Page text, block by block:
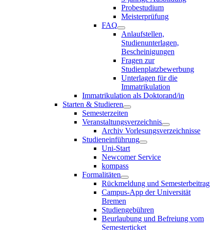
Probestudium
Meisterprüfung
FAQ
Anlaufstellen,
Studienunterlagen,
Bescheinigungen
Fragen zur
Studienplatzbewerbung
Unterlagen für die
Immatrikulation
Immatrikulation als Doktorand/in
Starten & Studieren
Semesterzeiten
Veranstaltungsverzeichnis
Archiv Vorlesungsverzeichnisse
Studieneinführung
Uni-Start
Newcomer Service
kompass
Formalitäten
Rückmeldung und Semesterbeitrag
Campus-App der Universität
Bremen
Studiengebühren
Beurlaubung und Befreiung vom
Semesterticket